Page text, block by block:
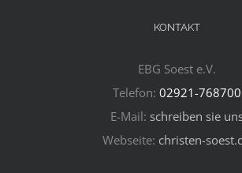
KONTAKT
EBG Soest e.V.
Telefon: 02921-768700
E-Mail: schreiben sie
Webseite: christen-